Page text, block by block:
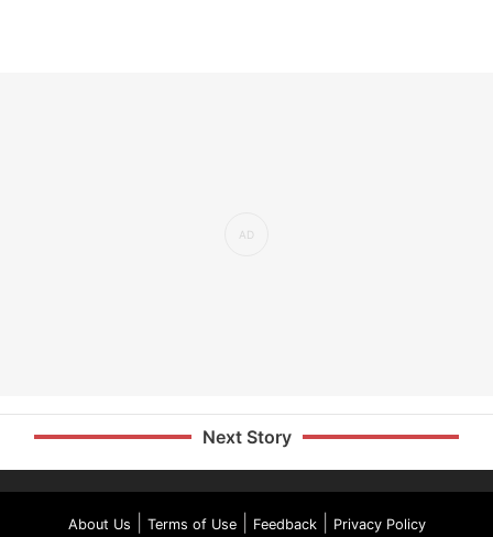
Next Story
About Us Terms of Use| Feedback| Privacy Policy